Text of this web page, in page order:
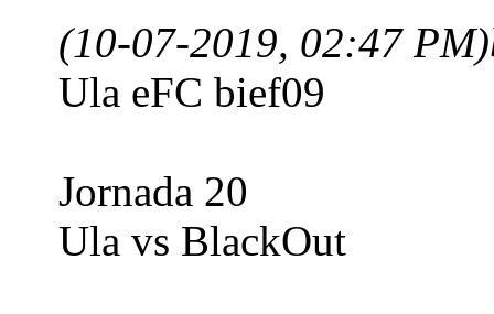
(10-07-2019, 02:47 PM)
Ula eFC bief09
Jornada 20
Ula vs BlackOut